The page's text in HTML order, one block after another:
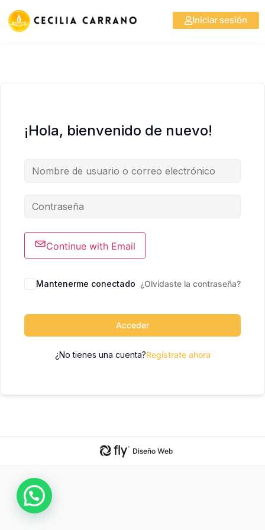
Iniciar sesión
¡Hola, bienvenido de nuevo!
Continue with Email
Mantenerme conectado ¿Olvidaste la contraseña?
Acceder
¿No tienes una cuenta?Regístrate ahora
Diseño Web